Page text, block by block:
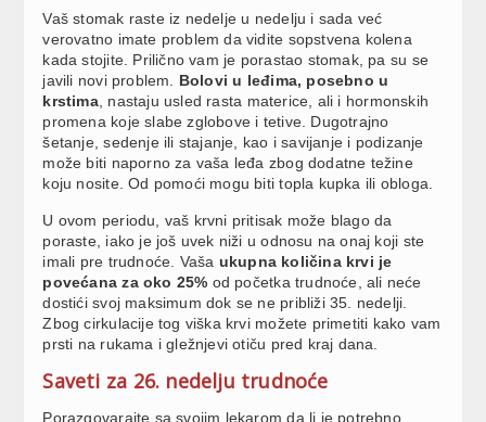
Vaš stomak raste iz nedelje u nedelju i sada već
verovatno imate problem da vidite sopstvena kolena
kada stojite. Prilično vam je porastao stomak, pa su se
javili novi problem. Bolovi u leđima, posebno u
krstima, nastaju usled rasta materice, ali i hormonskih
promena koje slabe zglobove i tetive. Dugotrajno
šetanje, sedenje ili stajanje, kao i savijanje i podizanje
može biti naporno za vaša leđa zbog dodatne težine
koju nosite. Od pomoći mogu biti topla kupka ili obloga.
U ovom periodu, vaš krvni pritisak može blago da
poraste, iako je još uvek niži u odnosu na onaj koji ste
imali pre trudnoće. Vaša ukupna količina krvi je
povećana za oko 25% od početka trudnoće, ali neće
dostići svoj maksimum dok se ne približi 35. nedelji.
Zbog cirkulacije tog viška krvi možete primetiti kako vam
prsti na rukama i gležnjevi otiču pred kraj dana.
Saveti za 26. nedelju trudnoće
Porazgovarajte sa svojim lekarom da li je potrebno